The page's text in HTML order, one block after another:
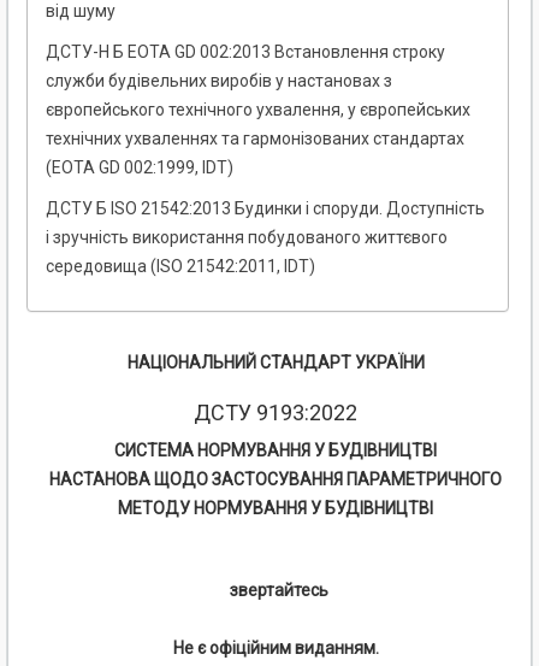
від шуму
ДСТУ-Н Б EOTA GD 002:2013 Встановлення строку
служби будівельних виробів у настановах з
європейського технічного ухвалення, у європейських
технічних ухваленнях та гармонізованих стандартах
(EOTA GD 002:1999, IDT)
ДСТУ Б ISO 21542:2013 Будинки і споруди. Доступність
і зручність використання побудованого життєвого
середовища (ISO 21542:2011, IDT)
НАЦІОНАЛЬНИЙ СТАНДАРТ УКРАЇНИ
ДСТУ 9193:2022
СИСТЕМА НОРМУВАННЯ У БУДІВНИЦТВІ
НАСТАНОВА ЩОДО ЗАСТОСУВАННЯ ПАРАМЕТРИЧНОГО
МЕТОДУ НОРМУВАННЯ У БУДІВНИЦТВІ
звертайтесь
Не є офіційним виданням.